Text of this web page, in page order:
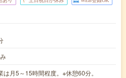
月5～15時間程度。※休憩60分。